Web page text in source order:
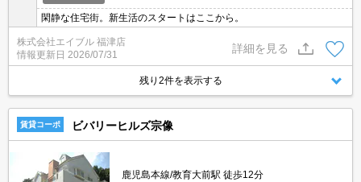
閑静な住宅街。新生活のスタートはここから。
株式会社エイブル 福津店
情報更新日 2026/07/31
詳細を見る
残り2件を表示する
賃貸コーポ ビバリーヒルズ宗像
鹿児島本線/教育大前駅 徒歩12分